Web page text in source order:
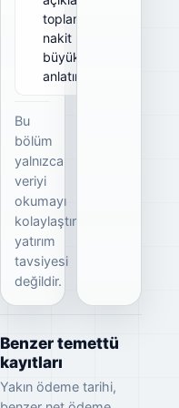
toplam brüt
nakit
büyüklüğünü
anlatır.
Bu
bölüm
yalnızca
veriyi
okumayı
kolaylaştırır;
yatırım
tavsiyesi
değildir.
Benzer temettü
kayıtları
Yakın ödeme tarihi,